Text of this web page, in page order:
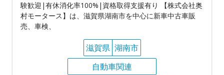
験歓迎|有休消化率100%|資格取得支援有り 【株式会社奥
村モータース】は、滋賀県湖南市を中心に新車中古車販
売、車検、
滋賀県 湖南市
自動車関連